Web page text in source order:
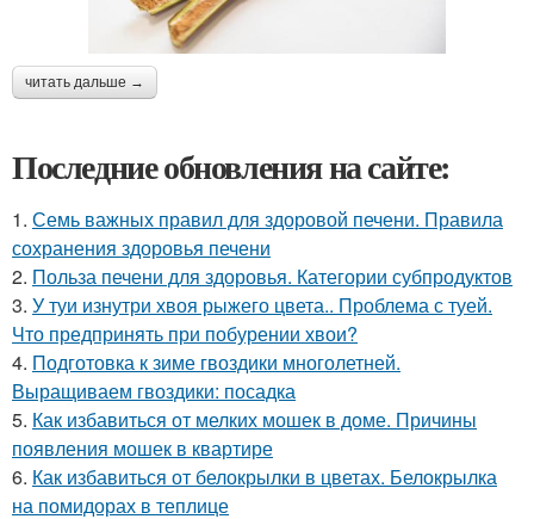
читать дальше →
Последние обновления на сайте:
1. Семь важных правил для здоровой печени. Правила
сохранения здоровья печени
2. Польза печени для здоровья. Категории субпродуктов
3. У туи изнутри хвоя рыжего цвета.. Проблема с туей.
Что предпринять при побурении хвои?
4. Подготовка к зиме гвоздики многолетней.
Выращиваем гвоздики: посадка
5. Как избавиться от мелких мошек в доме. Причины
появления мошек в квартире
6. Как избавиться от белокрылки в цветах. Белокрылка
на помидорах в теплице